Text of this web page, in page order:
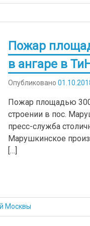
Пожар
в ангаре в
Опубликовано
Пожар площадью
строении в пос.
пресс-служба
Марушкинское
[…]
Москвы